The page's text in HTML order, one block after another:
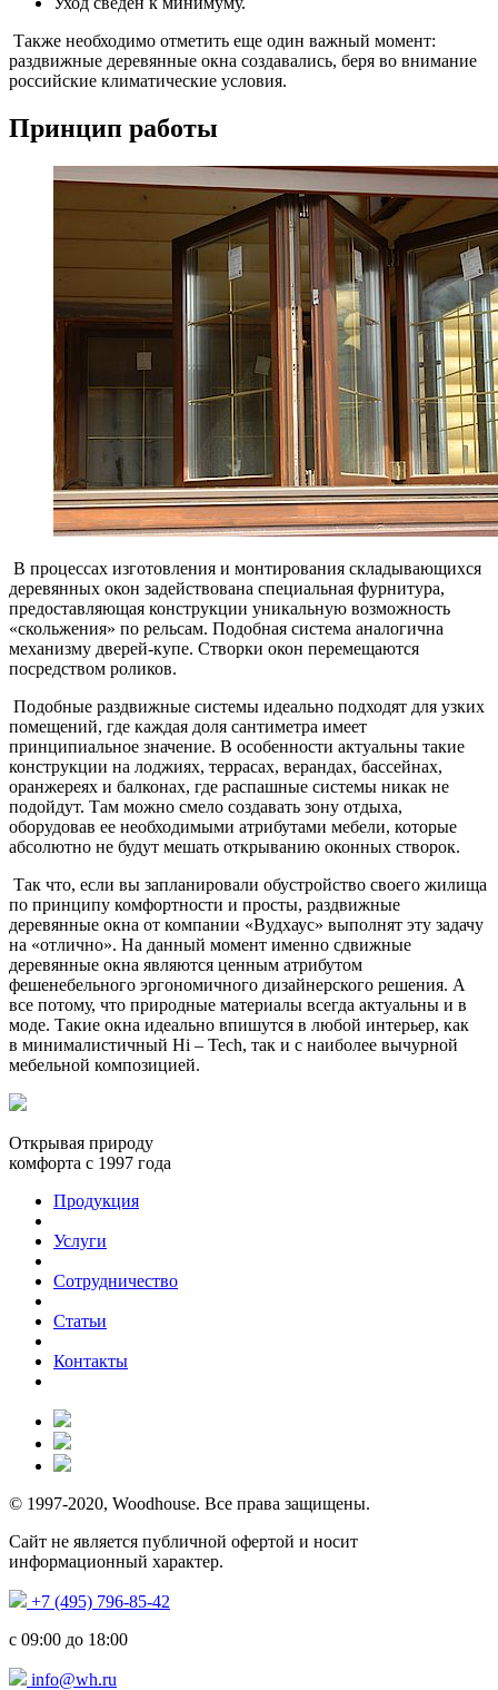
Также необходимо отметить еще один важный момент:
раздвижные деревянные окна создавались, беря во внимание
российские климатические условия.
Принцип работы
В процессах изготовления и монтирования складывающихся
деревянных окон задействована специальная фурнитура,
предоставляющая конструкции уникальную возможность
«скольжения» по рельсам. Подобная система аналогична
механизму дверей-купе. Створки окон перемещаются
посредством роликов.
Подобные раздвижные системы идеально подходят для узких
помещений, где каждая доля сантиметра имеет
принципиальное значение. В особенности актуальны такие
конструкции на лоджиях, террасах, верандах, бассейнах,
оранжереях и балконах, где распашные системы никак не
подойдут. Там можно смело создавать зону отдыха,
оборудовав ее необходимыми атрибутами мебели, которые
абсолютно не будут мешать открыванию оконных створок.
Так что, если вы запланировали обустройство своего жилища
по принципу комфортности и просты, раздвижные
деревянные окна от компании «Вудхаус» выполнят эту задачу
на «отлично». На данный момент именно сдвижные
деревянные окна являются ценным атрибутом
фешенебельного эргономичного дизайнерского решения. А
все потому, что природные материалы всегда актуальны и в
моде. Такие окна идеально впишутся в любой интерьер, как
в минималистичный Hi – Tech, так и с наиболее вычурной
мебельной композицией.
Открывая природу
комфорта с 1997 года
Продукция
Услуги
Сотрудничество
Статьи
Контакты
© 1997-2020, Woodhouse. Все права защищены.
Сайт не является публичной офертой и носит
информационный характер.
+7 (495) 796-85-42
с 09:00 до 18:00
info@wh.ru